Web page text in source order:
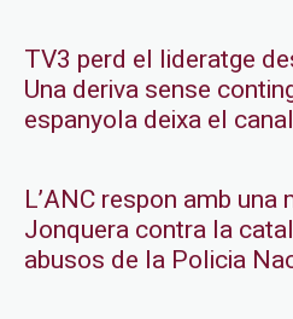
TV3 perd el lideratge
Una deriva sense
espanyola deixa el
L’ANC respon amb
Jonquera contra la
abusos de la Policia